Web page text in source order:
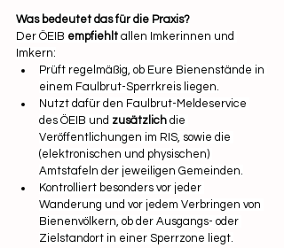
Was bedeutet das für die Praxis?
Der ÖEIB empfiehlt allen Imkerinnen und
Imkern:
Prüft regelmäßig, ob Eure Bienenstände in
einem Faulbrut-Sperrkreis liegen.
Nutzt dafür den Faulbrut-Meldeservice
des ÖEIB und zusätzlich die
Veröffentlichungen im RIS, sowie die
(elektronischen und physischen)
Amtstafeln der jeweiligen Gemeinden.
Kontrolliert besonders vor jeder
Wanderung und vor jedem Verbringen von
Bienenvölkern, ob der Ausgangs- oder
Zielstandort in einer Sperrzone liegt.